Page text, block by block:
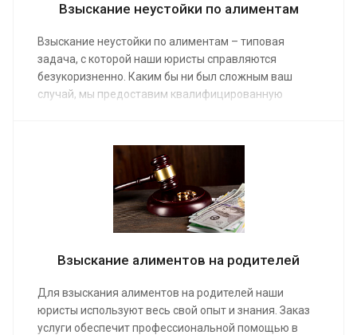
Взыскание неустойки по алиментам
Взыскание неустойки по алиментам – типовая
задача, с которой наши юристы справляются
безукоризненно. Каким бы ни был сложным ваш
случай, мы предоставим квалифицированную
или карточку. Услуги адвоката оплачиваются по
средней стоимости от от 10 000 руб.
Взыскание алиментов на родителей
Для взыскания алиментов на родителей наши
юристы используют весь свой опыт и знания. Заказ
услуги обеспечит профессиональной помощью в